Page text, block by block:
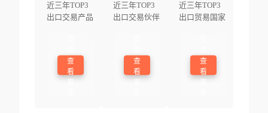
近三年TOP3
出口交易产品
查
看
近三年TOP3
出口交易伙伴
查
看
近三年TOP3
出口贸易国家
查
看